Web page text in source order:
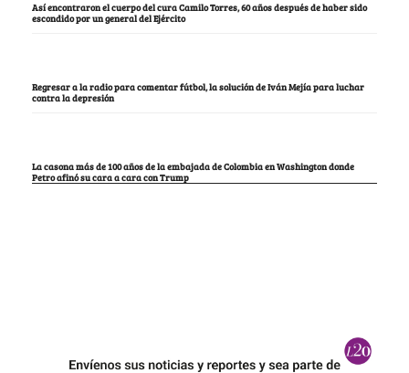
Así encontraron el cuerpo del cura Camilo Torres, 60 años después de haber sido
escondido por un general del Ejército
Regresar a la radio para comentar fútbol, la solución de Iván Mejía para luchar
contra la depresión
La casona más de 100 años de la embajada de Colombia en Washington donde
Petro afinó su cara a cara con Trump